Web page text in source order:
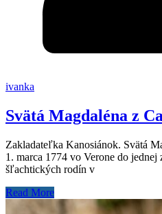
ivanka
Svätá Magdaléna z
Zakladateľka Kanosiánok. Svätá
1. marca 1774 vo Verone do jednej
šľachtických rodín v
Read More